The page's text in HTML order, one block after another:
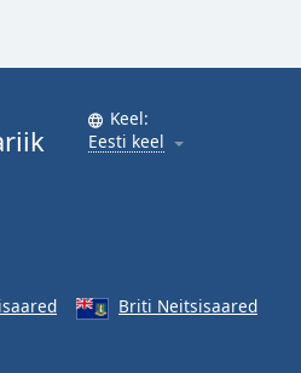
Keel:
Eesti keel
Briti Neitsisaared